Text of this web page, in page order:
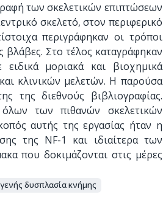
των σκελετικών επιπτώσεων
σκελετό, στον περιφερικό
περιγράφηκαν οι τρόποι
βλάβες. Στο τέλος καταγράφηκαν
μοριακά και βιοχημικά
κλινικών μελετών. Η παρούσα
της διεθνούς βιβλιογραφίας.
των πιθανών σκελετικών
αυτής της εργασίας ήταν η
της NF-1 και ιδιαίτερα των
που δοκιμάζονται στις μέρες
δυσπλασία κνήμης